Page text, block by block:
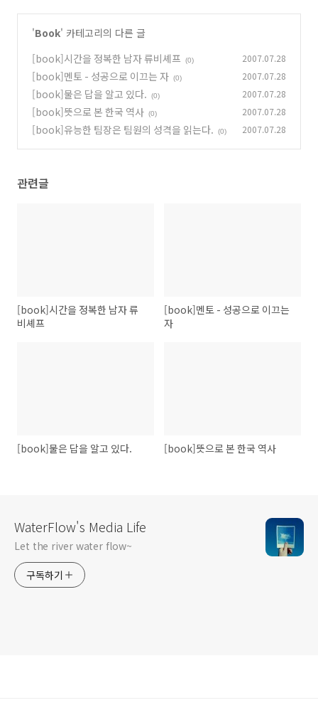
'Book' 카테고리의 다른 글
[book]시간을 정복한 남자 류비셰프
(0) 2007.07.28
[book]멘토 - 성공으로 이끄는 자 (0) 2007.07.28
[book]물은 답을 알고 있다. (0) 2007.07.28
[book]뜻으로 본 한국 역사 (0) 2007.07.28
[book]유능한 팀장은 팀원의 성격을 읽는다. (0) 2007.07.28
관련글
[book]시간을 정복한 남자 류
비셰프
[book]멘토 - 성공으로 이끄는
자
[book]물은 답을 알고 있다. [book]뜻으로 본 한국 역사
WaterFlow's Media Life
Let the river water flow~
구독하기